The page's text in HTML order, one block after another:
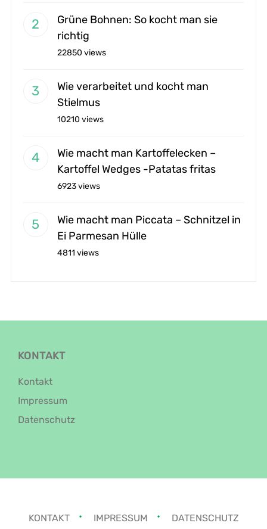
Grüne Bohnen: So kocht man sie
richtig
22850 views
Wie verarbeitet und kocht man
Stielmus
10210 views
Wie macht man Kartoffelecken –
Kartoffel Wedges -Patatas fritas
6923 views
Wie macht man Piccata – Schnitzel in
Ei Parmesan Hülle
4811 views
KONTAKT
Kontakt
Impressum
Datenschutz
KONTAKT IMPRESSUM DATENSCHUTZ